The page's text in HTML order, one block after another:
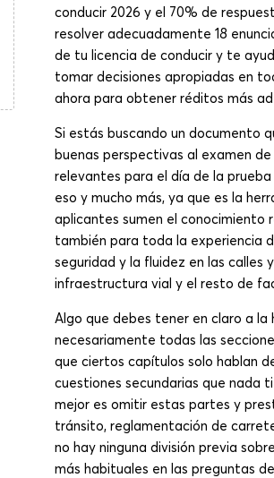
conducir 2026 y el 70% de
resolver adecuadamente 18
de tu licencia de conducir y te
tomar decisiones apropiadas en
ahora para obtener réditos más
Si estás buscando un documento
buenas perspectivas al examen
relevantes para el día de la
eso y mucho más, ya que es la
aplicantes sumen el conocimiento
también para toda la experiencia
seguridad y la fluidez en las calles
infraestructura vial y el resto de
Algo que debes tener en claro a
necesariamente todas las
que ciertos capítulos solo hablan
cuestiones secundarias que nada
mejor es omitir estas partes y
tránsito, reglamentación de
no hay ninguna división previa
más habituales en las preguntas